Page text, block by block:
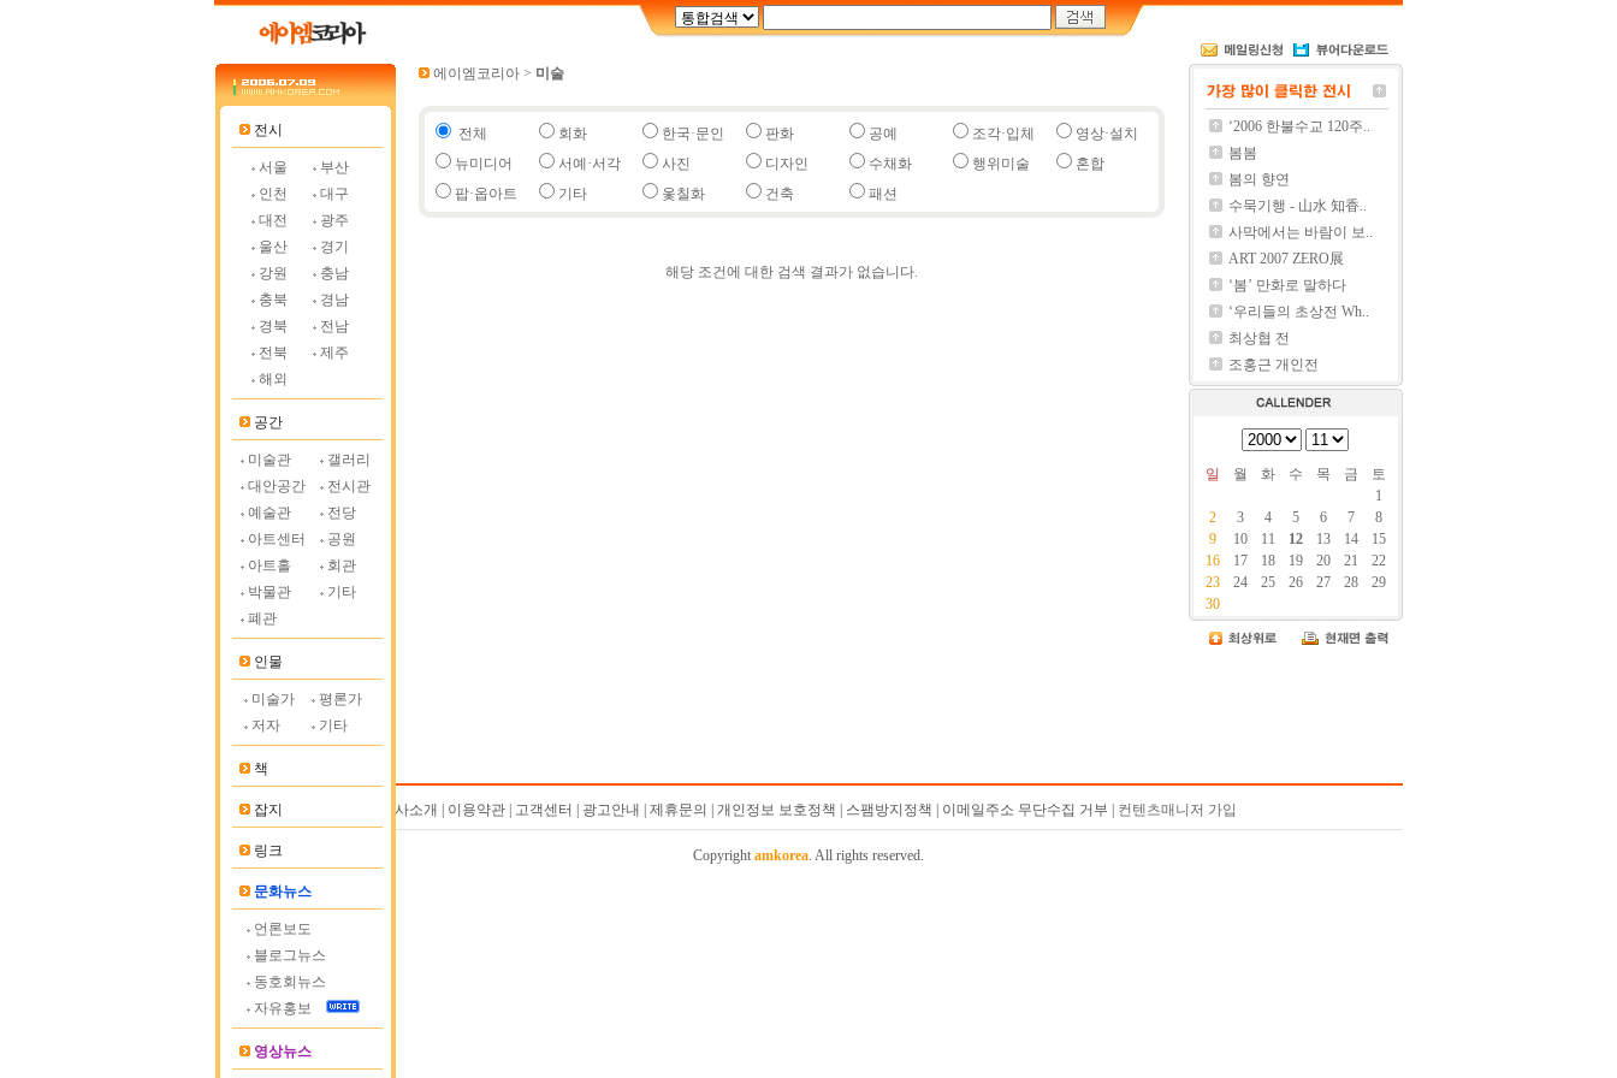
전시
서울
부산
인천
대구
대전
광주
울산
경기
강원
충남
충북
경남
경북
전남
전북
제주
해외
공간
미술관
갤러리
대안공간
전시관
예술관
전당
아트센터
공원
아트홀
회관
박물관
기타
폐관
인물
미술가
평론가
저자
기타
책
잡지
링크
문화뉴스
언론보도
블로그뉴스
동호회뉴스
자유홍보
영상뉴스
에이엠코리아 > 미술
전체 회화 한국·문인 판화 공예 조각·입체
영상·설치
뉴미디어
서예·서각 사진 디자인 수채화 행위미술
혼합
팝·옵아트
기타 옻칠화 건축 패션
해당 조건에 대한 검색 결과가 없습니다.
‘2006 한불수교 120주..
봄봄
봄의 향연
수묵기행 - 山水 知香..
사막에서는 바람이 보..
ART 2007 ZERO展
‘봄’ 만화로 말하다
‘우리들의 초상전 Wh..
최상협 전
조홍근 개인전
일 월 화 수 목 금
토
1
2
3 4 5 6 7
8
9
10 11 12 13 14
15
16
17 18 19 20 21
22
23
24 25 26 27 28
29
30
회사소개 | 이용약관 | 고객센터 | 광고안내 | 제휴문의 | 개인정보 보호정책 | 스팸방지정책 | 이메일주소 무단수집 거부 | 컨텐츠매니저 가입
Copyright amkorea. All rights reserved.